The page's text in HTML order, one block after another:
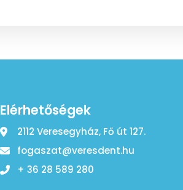
Elérhetőségek
2112 Veresegyház, Fő út 127.
fogaszat@veresdent.hu
+ 36 28 589 280